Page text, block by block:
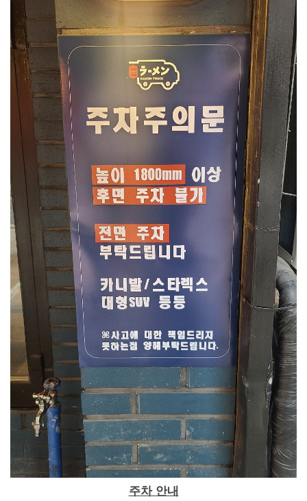
주차 안내